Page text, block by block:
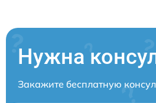
Нужна
Закажите бесплатную